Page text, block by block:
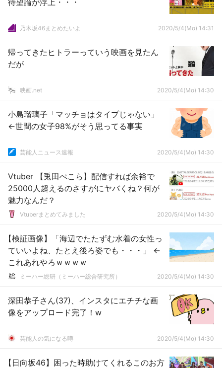
待望論が浮上・・・
乃木坂46まとめたいよ 2020/5/4(Mo) 14:31
帰ってきたヒトラーっていう映画を見たん
だが
映画.net 2020/5/4(Mo) 14:30
小島瑠璃子「マッチョはタイプじゃない」
←世間の女子98%がそう思ってる事実
芸能人ニュース速報 2020/5/4(Mo) 14:30
Vtuber 【兎田ぺこら】配信すれば余裕で
25000人超えるのさすがにヤバくね？何が
魅力なんだ？
Vtuberまとめてみました 2020/5/4(Mo) 14:30
【検証画像】「海辺でたたずむ水着の女性っ
ていいよね、たとえ後ろ姿でも・・・」 ←
これあれやろｗｗｗｗ
ミーハー総研（ミーハー総合研究所） 2020/5/4(Mo) 14:30
深田恭子さん(37)、インスタにエチチな画
像をアップロード完了！w
芸能人の気になる噂 2020/5/4(Mo) 14:30
【日向坂46】困った時助けてくれるこのお方